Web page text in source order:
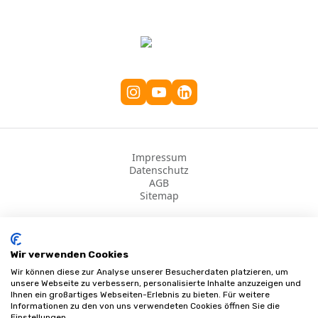
Impressum
Datenschutz
AGB
Sitemap
Wir verwenden Cookies
Wir können diese zur Analyse unserer Besucherdaten platzieren, um
unsere Webseite zu verbessern, personalisierte Inhalte anzuzeigen und
Ihnen ein großartiges Webseiten-Erlebnis zu bieten. Für weitere
Informationen zu den von uns verwendeten Cookies öffnen Sie die